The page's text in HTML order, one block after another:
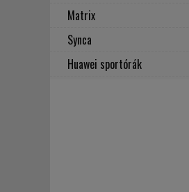
Matrix
Synca
Huawei sportórák